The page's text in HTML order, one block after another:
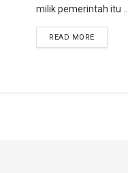
milik pemerintah itu ...
READ MORE